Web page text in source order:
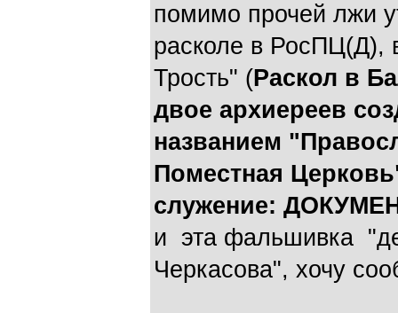
помимо прочей лжи
расколе в РосПЦ(Д),
Трость" (Раскол в
двое архиереев
названием
Поместная
служение:
и эта фальшивка
Черкасова", хочу